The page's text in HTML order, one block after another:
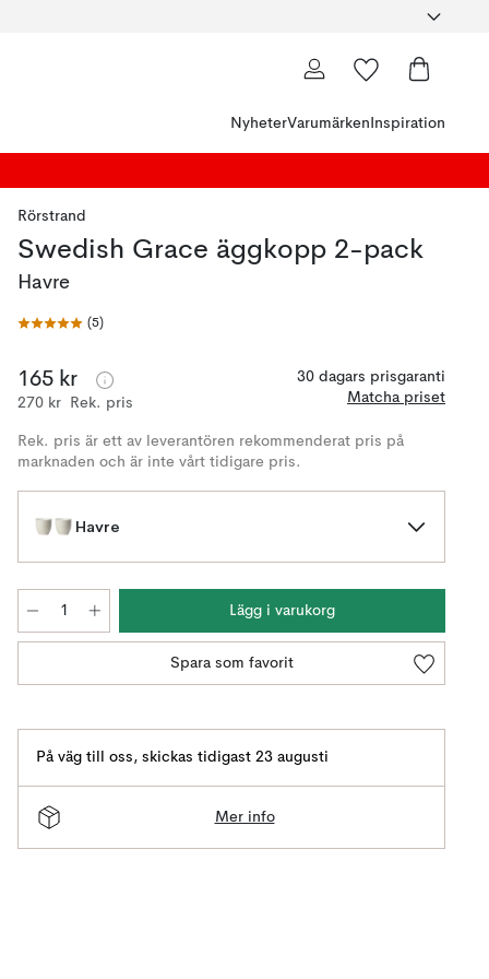
NyheterVarumärken Inspiration
Rörstrand
Swedish Grace äggkopp 2-pack
Havre
(5)
165 kr
270 kr Rek. pris
30 dagars prisgaranti
Matcha priset
Rek. pris är ett av leverantören rekommenderat pris på
marknaden och är inte vårt tidigare pris.
Havre
Lägg i varukorg
Spara som favorit
På väg till oss, skickas tidigast 23 augusti
Mer info